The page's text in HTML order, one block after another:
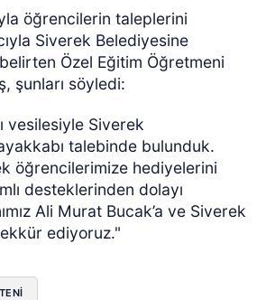
öğrencilerin taleplerini
Siverek Belediyesine
Özel Eğitim Öğretmeni
şunları söyledi:
vesilesiyle Siverek
talebinde bulunduk.
öğrencilerimize hediyelerini
desteklerinden dolayı
Ali Murat Bucak’a ve Siverek
ediyoruz."